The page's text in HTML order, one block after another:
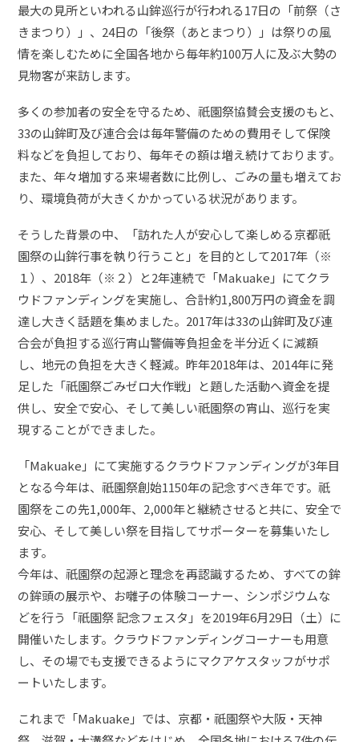
最大の見所といわれる山鉾巡行が行われる17日の「前祭（さ
きまつり）」、24日の「後祭（あとまつり）」は祭りの風
情を楽しむために全国各地から毎年約100万人に及ぶ大勢の
見物客が来訪します。
多くの参加者の安全を守るため、祇園祭協賛会支援のもと、
33の山鉾町及び連合会は毎年警備のための費用そして保険
料などを負担しており、毎年その額は増え続けております。
また、年々増加する来場者数に比例し、ごみの量も増えてお
り、環境負荷が大きくかかっている状況があります。
そうした背景の中、「訪れた人が安心して楽しめる京都祇
園祭の山鉾行事を執り行うこと」を目的として2017年（※
１）、2018年（※２）と2年連続で「Makuake」にてクラ
ウドファンディングを実施し、合計約1,800万円の資金を調
達し大きく話題を集めました。2017年は33の山鉾町及び連
合会が負担する巡行宵山警備等負担金を半分近くに減額
し、地元の負担を大きく軽減。昨年2018年は、2014年に発
足した「祇園祭ごみゼロ大作戦」と題した活動へ資金を提
供し、安全で安心、そして美しい祇園祭の宵山、巡行を実
現することができました。
「Makuake」にて実施するクラウドファンディングが3年目
となる今年は、祇園祭創始1150年の記念すべき年です。祇
園祭をこの先1,000年、2,000年と継続させると共に、安全で
安心、そして美しい祭を目指してサポーターを募集いたし
ます。
今年は、祇園祭の起源と理念を再認識するため、すべての鉾
の鉾頭の展示や、お囃子の体験コーナー、シンポジウムな
どを行う「祇園祭 記念フェスタ」を2019年6月29日（土）に
開催いたします。クラウドファンディングコーナーも用意
し、その場でも支援できるようにマクアケスタッフがサポ
ートいたします。
これまで「Makuake」では、京都・祇園祭や大阪・天神